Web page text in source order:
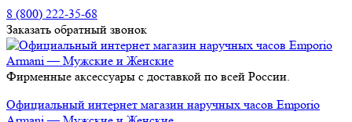
8 (800) 222-35-68
Заказать обратный звонок
Фирменные аксессуары с доставкой по всей России.
Официальный интернет магазин наручных часов Emporio